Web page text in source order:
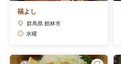
福よし
群馬県 館林市
水曜